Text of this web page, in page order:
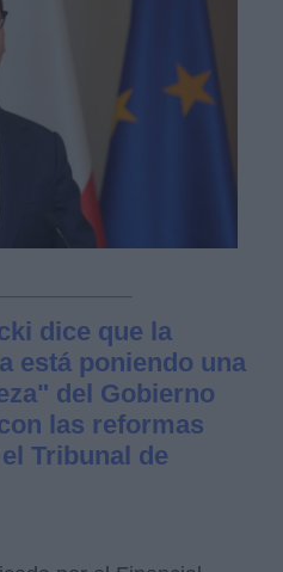
dice que la
está poniendo una
del Gobierno
las reformas
Tribunal de